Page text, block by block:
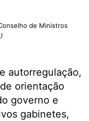
de Ministros
autorregulação,
orientação
governo e
gabinetes,